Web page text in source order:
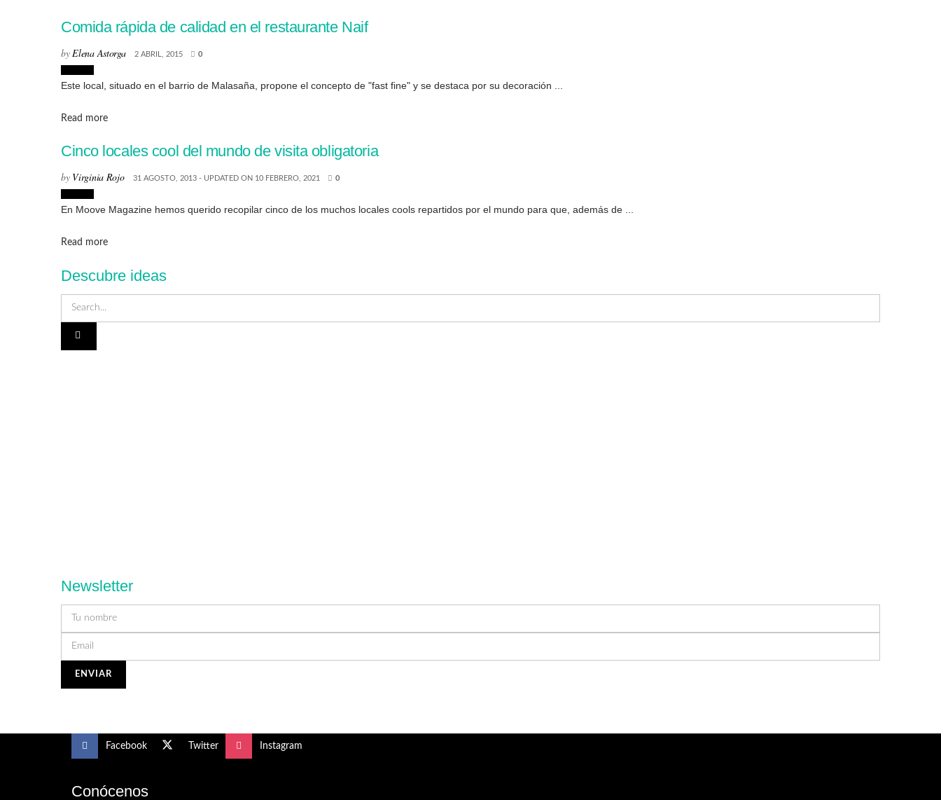
Comida rápida de calidad en el restaurante Naif
byElena Astorga 2 ABRIL, 2015 0
Este local, situado en el barrio de Malasaña, propone el concepto de "fast fine" y se destaca por su decoración ...
Read moreDetails
Cinco locales cool del mundo de visita obligatoria
by Virginia Rojo 31 AGOSTO, 2013 - UPDATED ON 10 FEBRERO, 2021 0
En Moove Magazine hemos querido recopilar cinco de los muchos locales cools repartidos por el mundo para que, además de ...
Read moreDetails
Descubre ideas
Newsletter
Facebook Twitter Instagram
Conócenos